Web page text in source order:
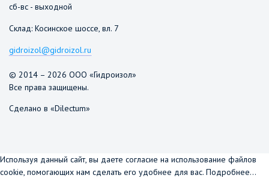
сб-вс - выходной
Склад: Косинское шоссе, вл. 7
gidroizol@gidroizol.ru
© 2014 – 2026 ООО «Гидроизол»
Все права защищены.
Сделано в «Dilectum»
Используя данный сайт, вы даете согласие на использование файлов
cookie, помогающих нам сделать его удобнее для вас. Подробнее...